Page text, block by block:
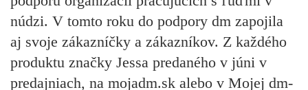
núdzi. V tomto roku do podpory dm zapojila
aj svoje zákazníčky a zákazníkov. Z každého
produktu značky Jessa predaného v júni v
predajniach, na mojadm.sk alebo v Mojej dm-